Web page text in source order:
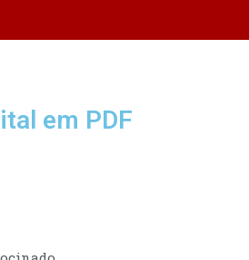
em PDF